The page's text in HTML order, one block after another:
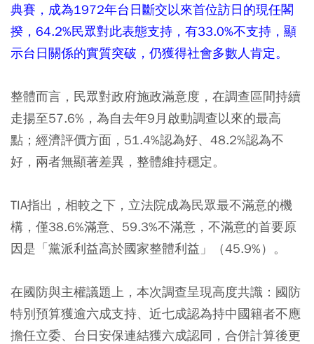
典賽，成為1972年台日斷交以來首位訪日的現任閣
揆，64.2%民眾對此表態支持，有33.0%不支持，顯
示台日關係的實質突破，仍獲得社會多數人肯定。
整體而言，民眾對政府施政滿意度，在調查區間持續
走揚至57.6%，為自去年9月啟動調查以來的最高
點；經濟評價方面，51.4%認為好、48.2%認為不
好，兩者無顯著差異，整體維持穩定。
TIA指出，相較之下，立法院成為民眾最不滿意的機
構，僅38.6%滿意、59.3%不滿意，不滿意的首要原
因是「黨派利益高於國家整體利益」（45.9%）。
在國防與主權議題上，本次調查呈現高度共識：國防
特別預算獲逾六成支持、近七成認為持中國籍者不應
擔任立委、台日安保連結獲六成認同，合併計算後更